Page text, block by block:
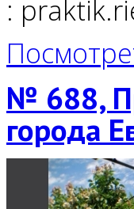
:
№ 688,
города